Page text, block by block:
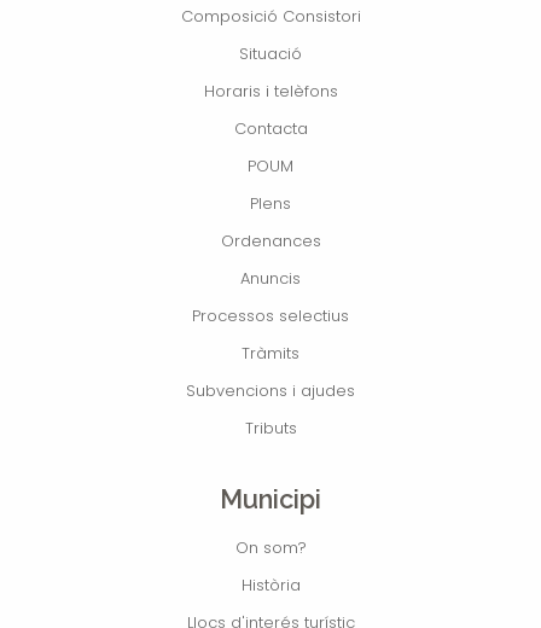
Composició Consistori
Situació
Horaris i telèfons
Contacta
POUM
Plens
Ordenances
Anuncis
Processos selectius
Tràmits
Subvencions i ajudes
Tributs
Municipi
On som?
Història
Llocs d'interés turístic